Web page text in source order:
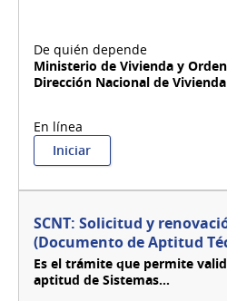
para
empresas
(titulares
o
permisarios)
Ministerio de Vivienda y
Dirección Nacional de Vivienda
Iniciar:
SCNT:
Renovación
de
CIR
(Certificado
de
SCNT: Solicitud y
(Documento de Aptitud
Es el trámite que permite
aptitud de Sistemas...